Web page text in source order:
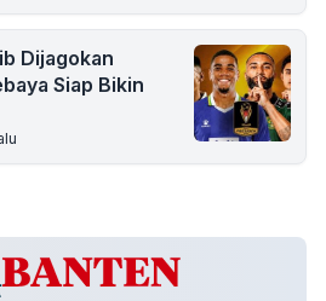
Dijagokan
Siap Bikin